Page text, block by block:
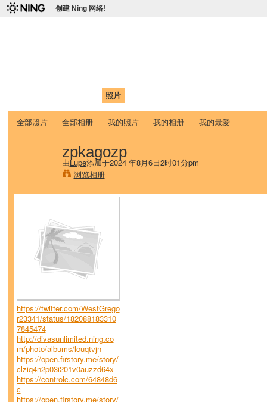
创建 Ning 网络!
照片
全部照片 全部相册 我的照片 我的相册 我的最爱
zpkagozp
由Lupe添加于2024 年8月6日2时01分pm
浏览相册
https://twitter.com/WestGrego
r23341/status/182088183310
7845474
http://divasunlimited.ning.co
m/photo/albums/lcuqtvjn
https://open.firstory.me/story/
clziq4n2p03i201v0auzzd64x
https://controlc.com/64848d6
c
https://open.firstory.me/story/